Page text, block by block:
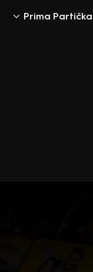
Prima Partička